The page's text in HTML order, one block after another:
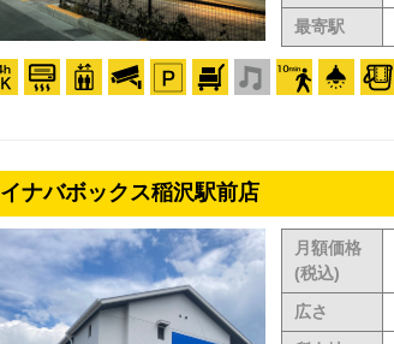
最寄駅
イナバボックス稲沢駅前店
月額価格
(税込)
広さ